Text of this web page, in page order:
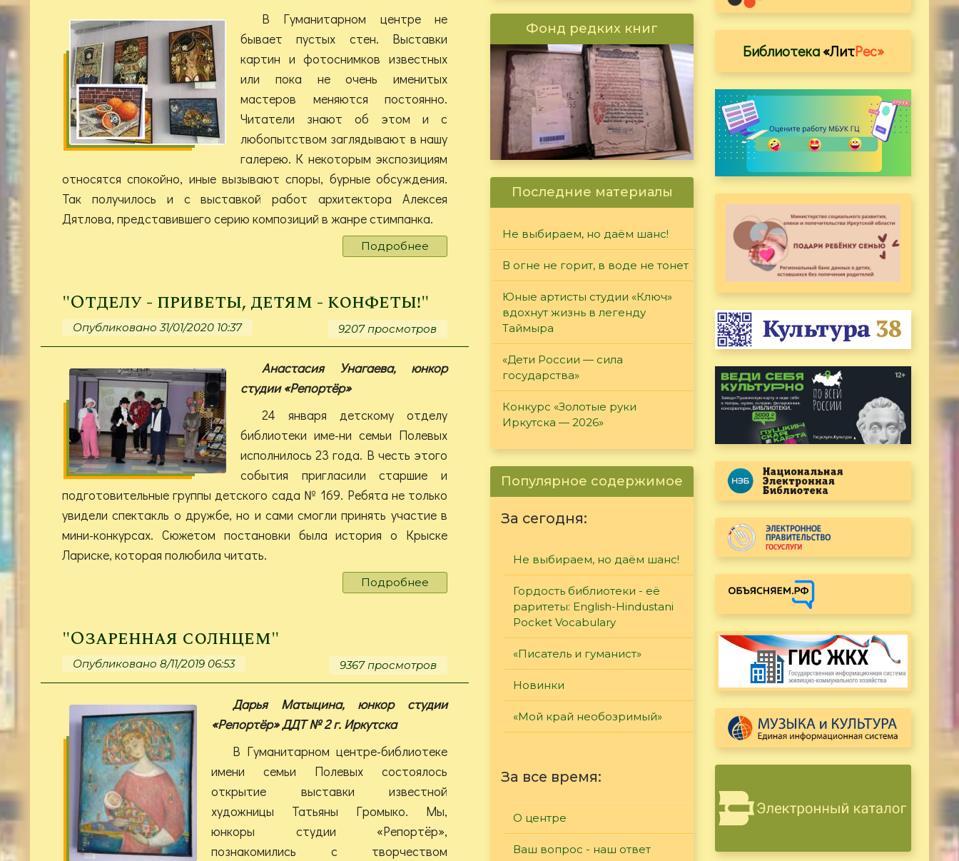
В Гуманитарном центре не
бывает пустых стен. Выставки
картин и фотоснимков известных
или пока не очень именитых
мастеров меняются постоянно.
Читатели знают об этом и с
любопытством заглядывают в нашу
галерею. К некоторым экспозициям
относятся спокойно, иные вызывают споры, бурные обсуждения.
Так получилось и с выставкой работ архитектора Алексея
Дятлова, представившего серию композиций в жанре стимпанка.
Подробнее
"...И
завтрак"
"Отделу - приветы, детям - конфеты!"
Опубликовано 31/01/2020 10:37 9207 просмотров
Анастасия Унагаева, юнкор
студии «Репортёр»
24 января детскому отделу
библиотеки име-ни семьи Полевых
исполнилось 23 года. В честь этого
события пригласили старшие и
подготовительные группы детского сада № 169. Ребята не только
увидели спектакль о дружбе, но и сами смогли принять участие в
мини-конкурсах. Сюжетом постановки была история о Крыске
Лариске, которая полюбила читать.
Подробнее
"Отделу
-
конфеты!"
"Озаренная солнцем"
Опубликовано 8/11/2019 06:53 9367 просмотров
Дарья Матыцина, юнкор студии
«Репортёр» ДДТ № 2 г. Иркутска
В Гуманитарном центре-библиотеке
имени семьи Полевых состоялось
открытие выставки известной
художницы Татьяны Громыко. Мы,
юнкоры студии «Репортёр»,
познакомились с творчеством
Фонд редких книг
Последние материалы
Не выбираем, но даём шанс!
В огне не горит, в воде не тонет
Юные артисты студии «Ключ»
вдохнут жизнь в легенду
Таймыра
«Дети России — сила
государства»
Конкурс «Золотые руки
Иркутска — 2026»
Популярное содержимое
За сегодня:
Не выбираем, но даём шанс!
Гордость библиотеки - её
раритеты: English-Hindustani
Pocket Vocabulary
«Писатель и гуманист»
Новинки
«Мой край необозримый»
За все время:
О центре
Ваш вопрос - наш ответ
Библиотека«ЛитРес»